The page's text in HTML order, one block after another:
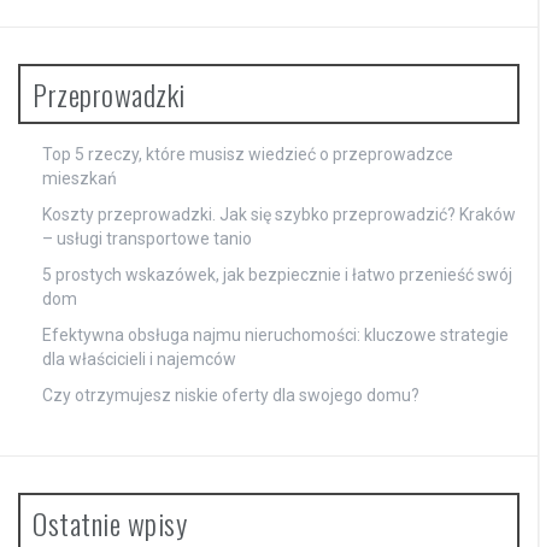
Przeprowadzki
Top 5 rzeczy, które musisz wiedzieć o przeprowadzce
mieszkań
Koszty przeprowadzki. Jak się szybko przeprowadzić? Kraków
– usługi transportowe tanio
5 prostych wskazówek, jak bezpiecznie i łatwo przenieść swój
dom
Efektywna obsługa najmu nieruchomości: kluczowe strategie
dla właścicieli i najemców
Czy otrzymujesz niskie oferty dla swojego domu?
Ostatnie wpisy